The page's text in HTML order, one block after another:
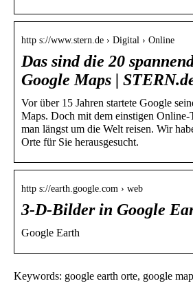
http s://www.stern.de › Digital › Online
Das sind die 20
Google Maps |
Vor über 15 Jahren startete Google
Maps. Doch mit dem einstigen Online-
man längst um die Welt reisen. Wir
Orte für Sie herausgesucht.
http s://earth.google.com › web
3-D-Bilder in Google
Google Earth
Keywords: google earth orte, google